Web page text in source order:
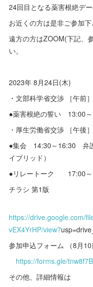
24回目となる薬害根絶デー
お近くの方は是非ご参加下
遠方の方はZOOM(下記、
い。
2023年 8月24日(木)
・文部科学省交渉 ［午前］
●薬害根絶の誓い 13:00
・厚生労働省交渉 ［午後］
●集会 14:30～16:30 弁
イブリッド）
●リレートーク 17:00～
チラシ 第1版
https://drive.google.com/
vEX4YrHP/view?
参加申込フォーム （8月10
https://forms.gle/
その他、詳細情報は